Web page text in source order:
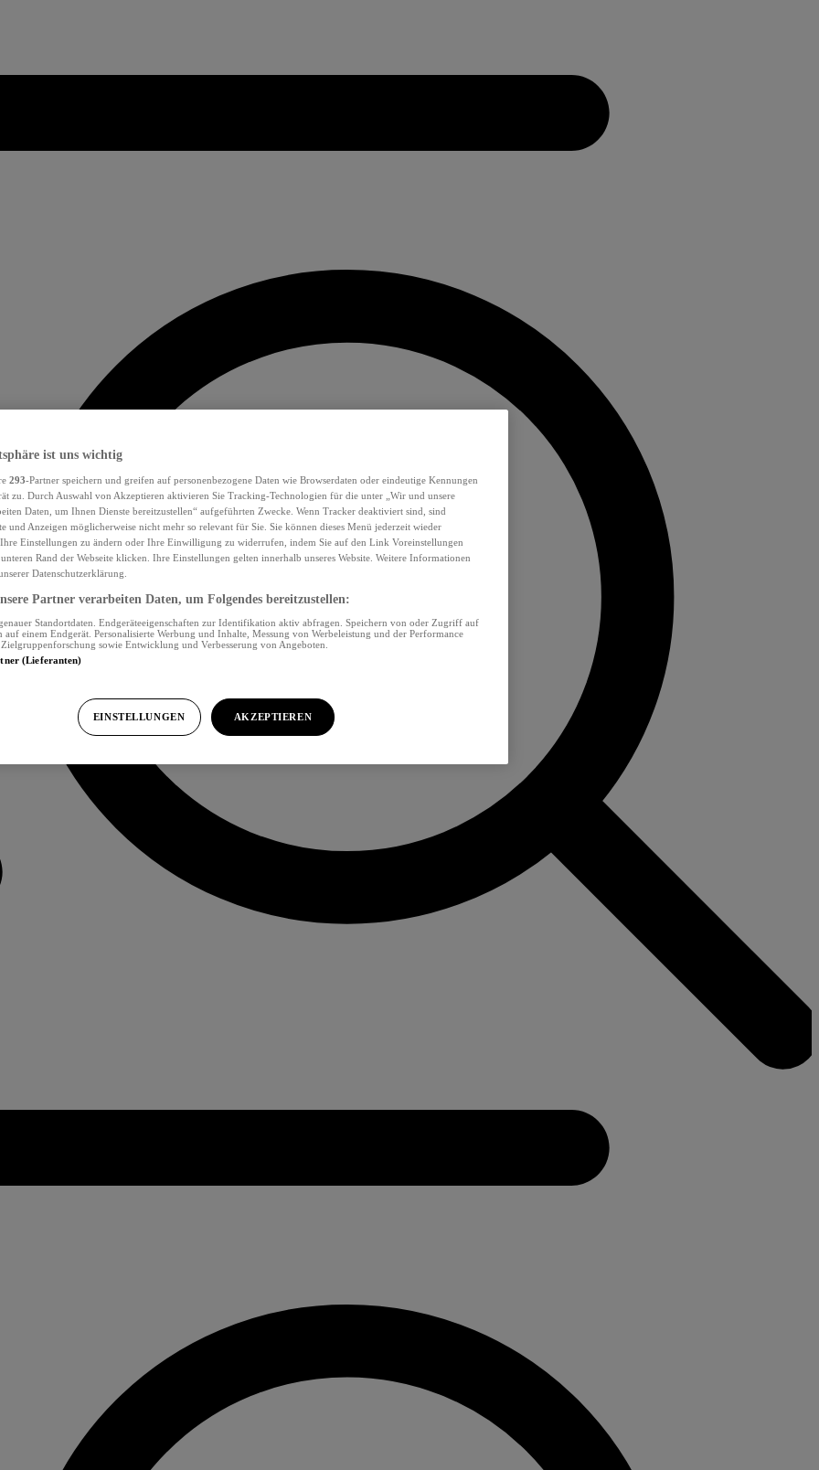
ist uns wichtig
293-Partner speichern und greifen auf personenbezogene Daten wie Browserdaten oder eindeutige Kennungen
zu. Durch Auswahl von Akzeptieren aktivieren Sie Tracking-Technologien für die unter „Wir und unsere
Daten, um Ihnen Dienste bereitzustellen“ aufgeführten Zwecke. Wenn Tracker deaktiviert sind, sind
und Anzeigen möglicherweise nicht mehr so relevant für Sie. Sie können dieses Menü jederzeit wieder
Einstellungen zu ändern oder Ihre Einwilligung zu widerrufen, indem Sie auf den Link Voreinstellungen
Rand der Webseite klicken. Ihre Einstellungen gelten innerhalb unseres Website. Weitere Informationen
Datenschutzerklärung.
Partner verarbeiten Daten, um Folgendes bereitzustellen:
Standortdaten. Endgeräteeigenschaften zur Identifikation aktiv abfragen. Speichern von oder Zugriff auf
einem Endgerät. Personalisierte Werbung und Inhalte, Messung von Werbeleistung und der Performance
sowie Entwicklung und Verbesserung von Angeboten.
(Lieferanten)
EINSTELLUNGEN AKZEPTIEREN